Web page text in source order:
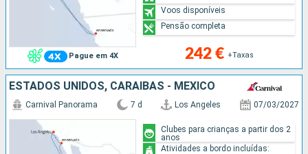
Pague em 4X 242 € +Taxas
Voos disponíveis
Pensão completa
ESTADOS UNIDOS, CARAIBAS - MEXICO
Carnival Panorama 7 d Los Angeles 07/03/2027
Clubes para crianças a partir dos 2
anos
Atividades a bordo incluídas: